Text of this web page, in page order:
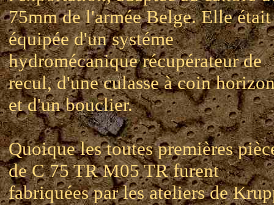
75mm de l'armée Belge. Elle était
équipée d'un systéme
hydromécanique récupérateur de
recul, d'une culasse à coin
et d'un bouclier.
Quoique les toutes premières
de C 75 TR M05 TR furent
fabriquées par les ateliers de